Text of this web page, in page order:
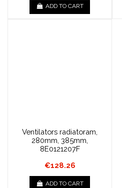
ADD TO CART
Ventilators radiatoram,
280mm, 385mm,
8E0121207F
€128.26
ADD TO CART